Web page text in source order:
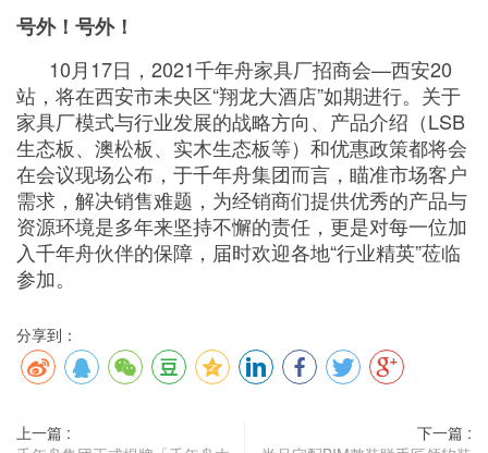
号外！号外！
10月17日，2021千年舟家具厂招商会—西安20
站，将在西安市未央区“翔龙大酒店”如期进行。关于
家具厂模式与行业发展的战略方向、产品介绍（LSB
生态板、澳松板、实木生态板等）和优惠政策都将会
在会议现场公布，于千年舟集团而言，瞄准市场客户
需求，解决销售难题，为经销商们提供优秀的产品与
资源环境是多年来坚持不懈的责任，更是对每一位加
入千年舟伙伴的保障，届时欢迎各地“行业精英”莅临
参加。
分享到：
上一篇 :
下一篇 :